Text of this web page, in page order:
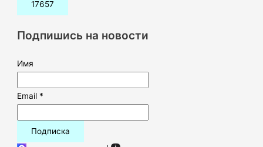
:Подпишись на новости
Имя
Email *